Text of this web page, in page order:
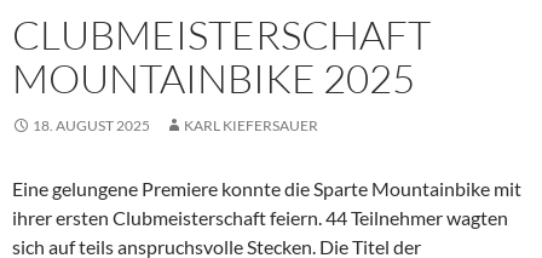
CLUBMEISTERSCHAFT
MOUNTAINBIKE 2025
18. AUGUST 2025 KARL KIEFERSAUER
Eine gelungene Premiere konnte die Sparte Mountainbike mit
ihrer ersten Clubmeisterschaft feiern. 44 Teilnehmer wagten
sich auf teils anspruchsvolle Stecken. Die Titel der